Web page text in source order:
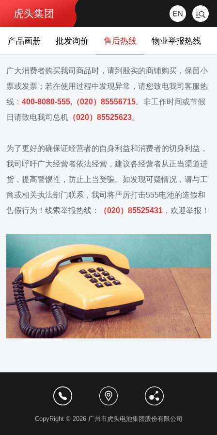
虎头集团
产品画册 批发询价 售后热线 物业举报热线
广大消费者购买我司商品时，请到殷实的商铺购买，保留小
票或发票；若在使用过程中发现异常， 请您致电我司客服热
线： 400-8080-555,（020）85556715。 非工作时间或节假
日请致电我司总机（020）85525623。
为了更好的确保证经营者的自身利益和消费者的切身利益，
我司呼吁广大经营者依法经营，建议各经营者从正当渠道进
货，提高警惕性，防止上当受骗。如发现可疑情况，请与工
商或相关执法部门联系，我司将严厉打击555电池的造假和
售假行为！线索举报热线：
（020）85525431，欢迎举报！
CopyRight © 2026 广州市虎头电池集团股份有限公司